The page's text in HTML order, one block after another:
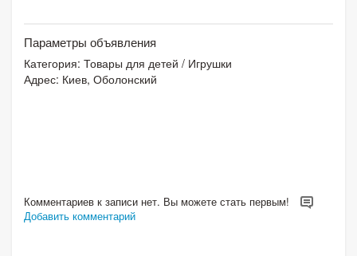
Параметры объявления
Категория: Товары для детей / Игрушки
Адрес: Киев, Оболонский
Комментариев к записи нет. Вы можете стать первым!
Добавить комментарий